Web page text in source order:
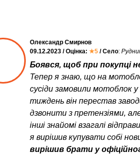
Боявся, щоб при покупці
Тепер я знаю, що на
сусіди замовили мотоблок
тиждень він перестав
дзвонити з претензіями,
інші знайомі взагалі
я вирішив купувати собі
вирішив брати у
Олександр Смирнов
09.12.2023 / Оцінка: ★5 / Село: